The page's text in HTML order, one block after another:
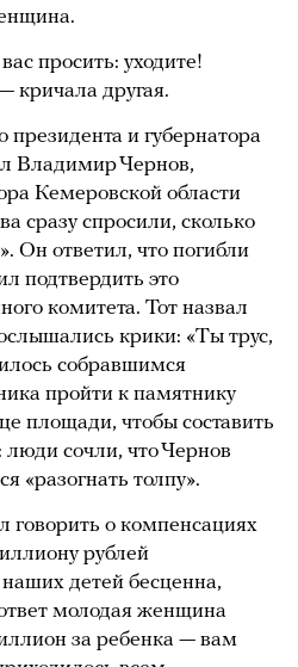
просить: уходите!
другая.
и губернатора
Владимир Чернов,
Кемеровской области
сразу спросили, сколько
Он ответил, что погибли
подтвердить это
комитета. Тот назвал
крики: «Ты трус,
собравшимся
пройти к памятнику
площади, чтобы составить
люди сочли, что Чернов
«разогнать толпу».
говорить о компенсациях
рублей
детей бесценна,
молодая женщина
за ребенка — вам